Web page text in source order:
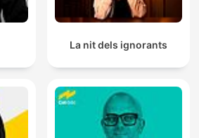
La nit dels ignorants